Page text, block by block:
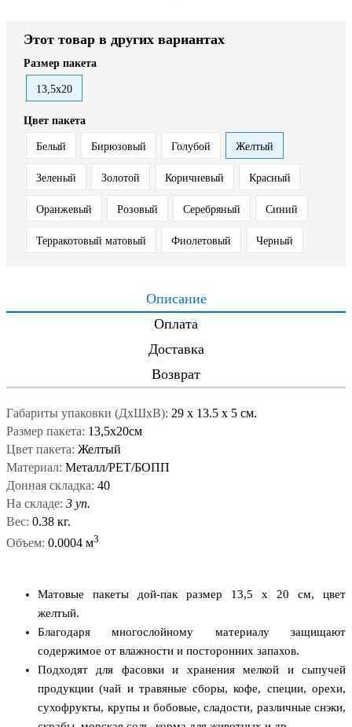
Этот товар в других вариантах
Размер пакета
13,5х20
Цвет пакета
Белый Бирюзовый Голубой Желтый
Зеленый Золотой Коричневый Красный
Оранжевый Розовый Серебряный Синий
Терракотовый матовый Фиолетовый Черный
Описание
Оплата
Доставка
Возврат
Габариты упаковки (ДxШxВ): 29 x 13.5 x 5 см.
Размер пакета: 13,5х20см
Цвет пакета: Желтый
Материал: Металл/PET/БОПП
Донная складка: 40
На складе: 3 уп.
Вес: 0.38 кг.
Объем: 0.0004 м3
Матовые пакеты дой-пак размер 13,5 x 20 см, цвет
желтый.
Благодаря многослойному материалу защищают
содержимое от влажности и посторонних запахов.
Подходят для фасовки и хранения мелкой и сыпучей
продукции (чай и травяные сборы, кофе, специи, орехи,
сухофрукты, крупы и бобовые, сладости, различные снэки,